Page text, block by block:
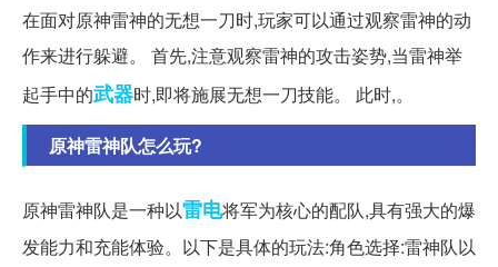
在面对原神雷神的无想一刀时,玩家可以通过观察雷神的动
作来进行躲避。 首先,注意观察雷神的攻击姿势,当雷神举
起手中的武器时,即将施展无想一刀技能。 此时,。
原神雷神队怎么玩?
原神雷神队是一种以雷电将军为核心的配队,具有强大的爆
发能力和充能体验。以下是具体的玩法:角色选择:雷神队以